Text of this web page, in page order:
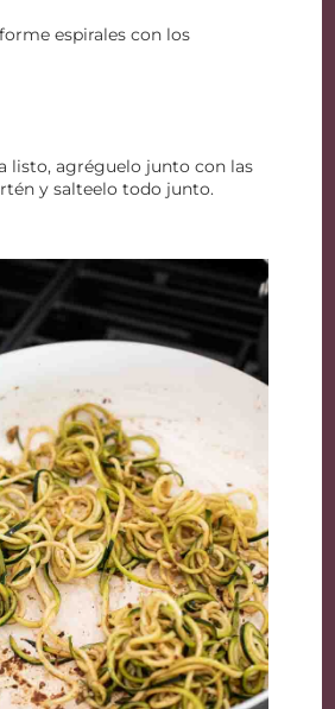
espirales con los
listo, agréguelo junto con las
y salteelo todo junto.